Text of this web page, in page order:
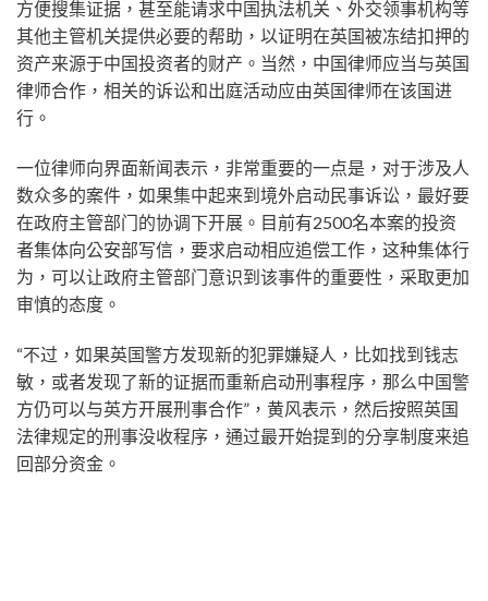
方便搜集证据，甚至能请求中国执法机关、外交领事机构等
其他主管机关提供必要的帮助，以证明在英国被冻结扣押的
资产来源于中国投资者的财产。当然，中国律师应当与英国
律师合作，相关的诉讼和出庭活动应由英国律师在该国进
行。
一位律师向界面新闻表示，非常重要的一点是，对于涉及人
数众多的案件，如果集中起来到境外启动民事诉讼，最好要
在政府主管部门的协调下开展。目前有2500名本案的投资
者集体向公安部写信，要求启动相应追偿工作，这种集体行
为，可以让政府主管部门意识到该事件的重要性，采取更加
审慎的态度。
“不过，如果英国警方发现新的犯罪嫌疑人，比如找到钱志
敏，或者发现了新的证据而重新启动刑事程序，那么中国警
方仍可以与英方开展刑事合作”，黄风表示，然后按照英国
法律规定的刑事没收程序，通过最开始提到的分享制度来追
回部分资金。